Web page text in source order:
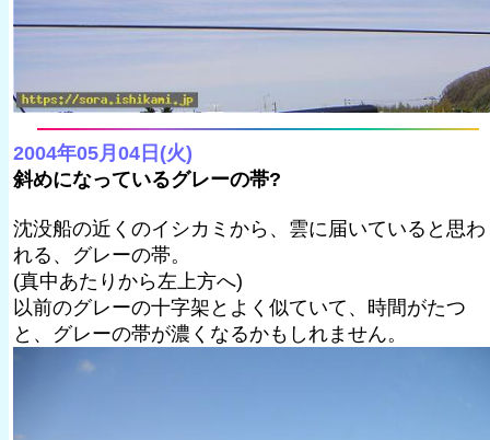
2004年05月04日(火)
斜めになっているグレーの帯?
沈没船の近くのイシカミから、雲に届いていると思わ
れる、グレーの帯。
(真中あたりから左上方へ)
以前のグレーの十字架とよく似ていて、時間がたつ
と、グレーの帯が濃くなるかもしれません。